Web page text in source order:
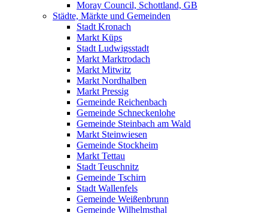
Moray Council, Schottland, GB
Städte, Märkte und Gemeinden
Stadt Kronach
Markt Küps
Stadt Ludwigsstadt
Markt Marktrodach
Markt Mitwitz
Markt Nordhalben
Markt Pressig
Gemeinde Reichenbach
Gemeinde Schneckenlohe
Gemeinde Steinbach am Wald
Markt Steinwiesen
Gemeinde Stockheim
Markt Tettau
Stadt Teuschnitz
Gemeinde Tschirn
Stadt Wallenfels
Gemeinde Weißenbrunn
Gemeinde Wilhelmsthal